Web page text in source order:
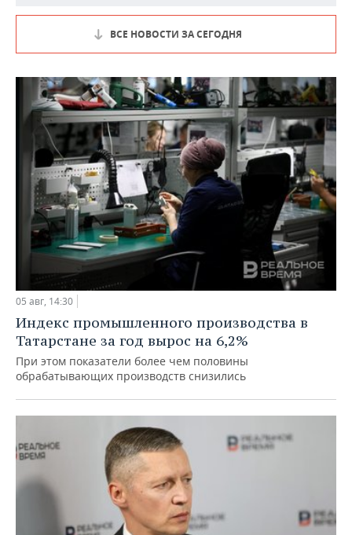
ВСЕ НОВОСТИ ЗА СЕГОДНЯ
05 авг, 14:30
Индекс промышленного производства в
Татарстане за год вырос на 6,2%
При этом показатели более чем половины
обрабатывающих производств снизились